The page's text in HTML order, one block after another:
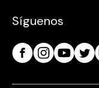
Pagos
Síguenos